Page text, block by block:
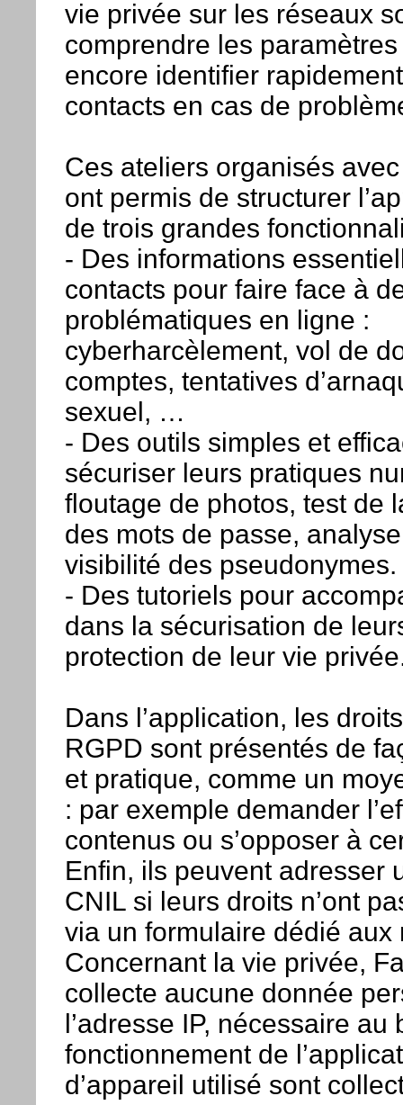
vie privée sur les réseaux
comprendre les
encore identifier
contacts en cas de
Ces ateliers organisés
ont permis de structurer
de trois grandes
- Des informations
contacts pour faire face à
problématiques en ligne :
cyberharcèlement, vol de
comptes, tentatives
sexuel, …
- Des outils simples et
sécuriser leurs pratiques
floutage de photos, test de
des mots de passe,
visibilité des pseudonymes.
- Des tutoriels pour
dans la sécurisation de
protection de leur vie
Dans l’application, les
RGPD sont présentés de
et pratique, comme un
: par exemple demander
contenus ou s’opposer à
Enfin, ils peuvent adresser
CNIL si leurs droits n’ont
via un formulaire dédié aux
Concernant la vie privée,
collecte aucune donnée
l’adresse IP, nécessaire au
fonctionnement de
d’appareil utilisé sont